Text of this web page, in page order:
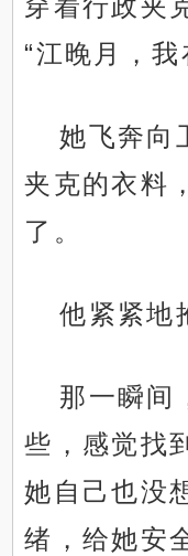
穿着行政夹
“江晚月，我
她飞奔向
夹克的衣料
了。
他紧紧地
那一瞬间
些，感觉找
她自己也没
绪，给她安